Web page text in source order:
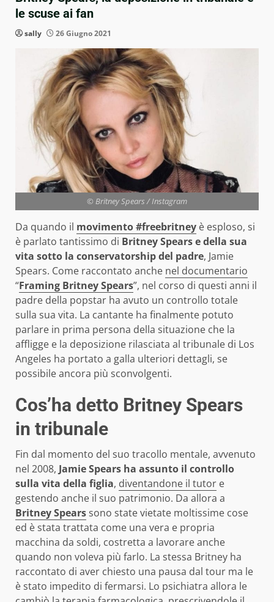
le scuse ai fan
sally 26 Giugno 2021
© Britney Spears / Instagram
Da quando il movimento #freebritney è esploso, si
è parlato tantissimo di Britney Spearse della sua
vita sotto la conservatorship del padre, Jamie
Spears. Come raccontato anche nel documentario
“Framing Britney Spears”, nel corso di questi anni il
padre della popstar ha avuto un controllo totale
sulla sua vita. La cantante ha finalmente potuto
parlare in prima persona della situazione che la
affligge e la deposizione rilasciata al tribunale di Los
Angeles ha portato a galla ulteriori dettagli, se
possibile ancora più sconvolgenti.
Cos’ha detto Britney Spears
in tribunale
Fin dal momento del suo tracollo mentale, avvenuto
nel 2008, Jamie Spears ha assunto il controllo
sulla vita della figlia, diventandone il tutor e
gestendo anche il suo patrimonio. Da allora a
Britney Spearssono state vietate moltissime cose
ed è stata trattata come una vera e propria
macchina da soldi, costretta a lavorare anche
quando non voleva più farlo. La stessa Britney ha
raccontato di aver chiesto una pausa dal tour ma le
è stato impedito di fermarsi. Lo psichiatra allora le